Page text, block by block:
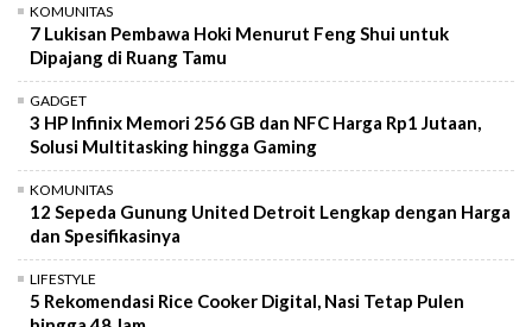
KOMUNITAS
7 Lukisan Pembawa Hoki Menurut Feng Shui untuk
Dipajang di Ruang Tamu
GADGET
3 HP Infinix Memori 256 GB dan NFC Harga Rp1 Jutaan,
Solusi Multitasking hingga Gaming
KOMUNITAS
12 Sepeda Gunung United Detroit Lengkap dengan Harga
dan Spesifikasinya
LIFESTYLE
5 Rekomendasi Rice Cooker Digital, Nasi Tetap Pulen